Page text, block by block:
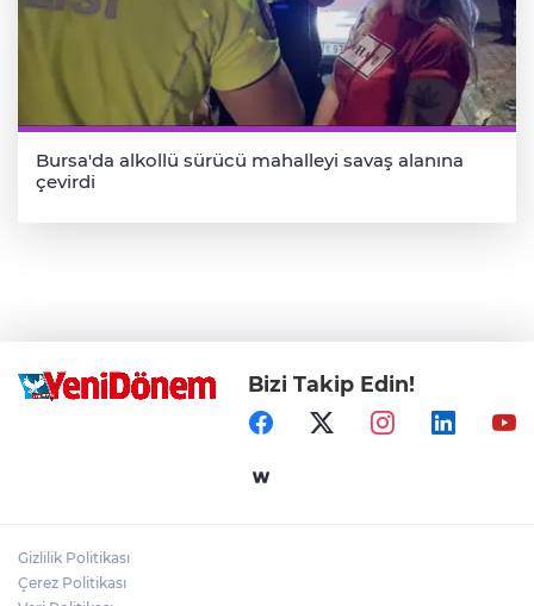
Bursa'da alkollü sürücü mahalleyi savaş alanına
çevirdi
Bizi Takip Edin!
Gizlilik Politikası
Çerez Politikası